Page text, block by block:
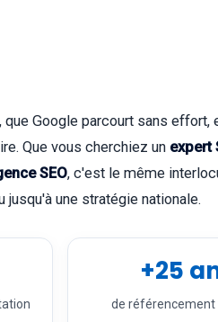
Google parcourt sans effort,
Que vous cherchiez un expert
SEO, c'est le même
une stratégie nationale.
+25
de référencement